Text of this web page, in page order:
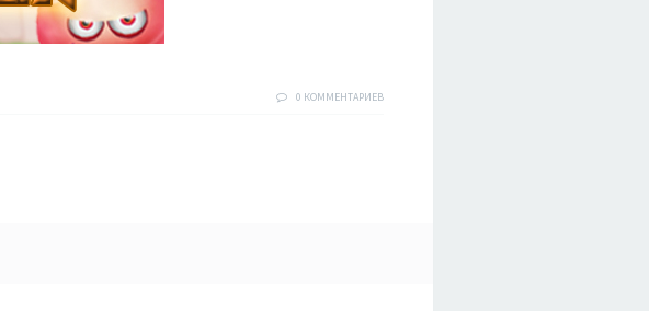
0 КОММЕНТАРИЕВ